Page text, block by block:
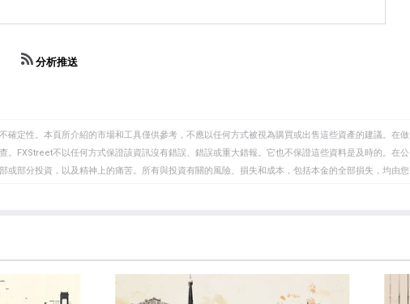
據尤為重要，因為它們占歐元區經濟的75%。」
額。如果一個國家生產受歡迎的出口產品，那麽它的貨幣將純
亦然。」
分析推送
確定性。本頁所介紹的市場和工具僅供參考，不應以任何方式被視為購買或出售這些資產的建議。在做
。FXStreet不以任何方式保證該資訊沒有錯誤、錯誤或重大錯報。它也不保證這些資料是及時的。在公
或部分投資，以及精神上的痛苦。所有與投資有關的風險、損失和成本，包括本金的全部損失，均由您
對該資訊的準確性、完整性或適用性不作任何陳述。FXStreet和作者將不承擔任何錯誤，遺漏或任何損
起的。錯誤和遺漏除外。本文作者和FXStreet並非註冊投資顧問，本文內容無意提供任何投資建議。